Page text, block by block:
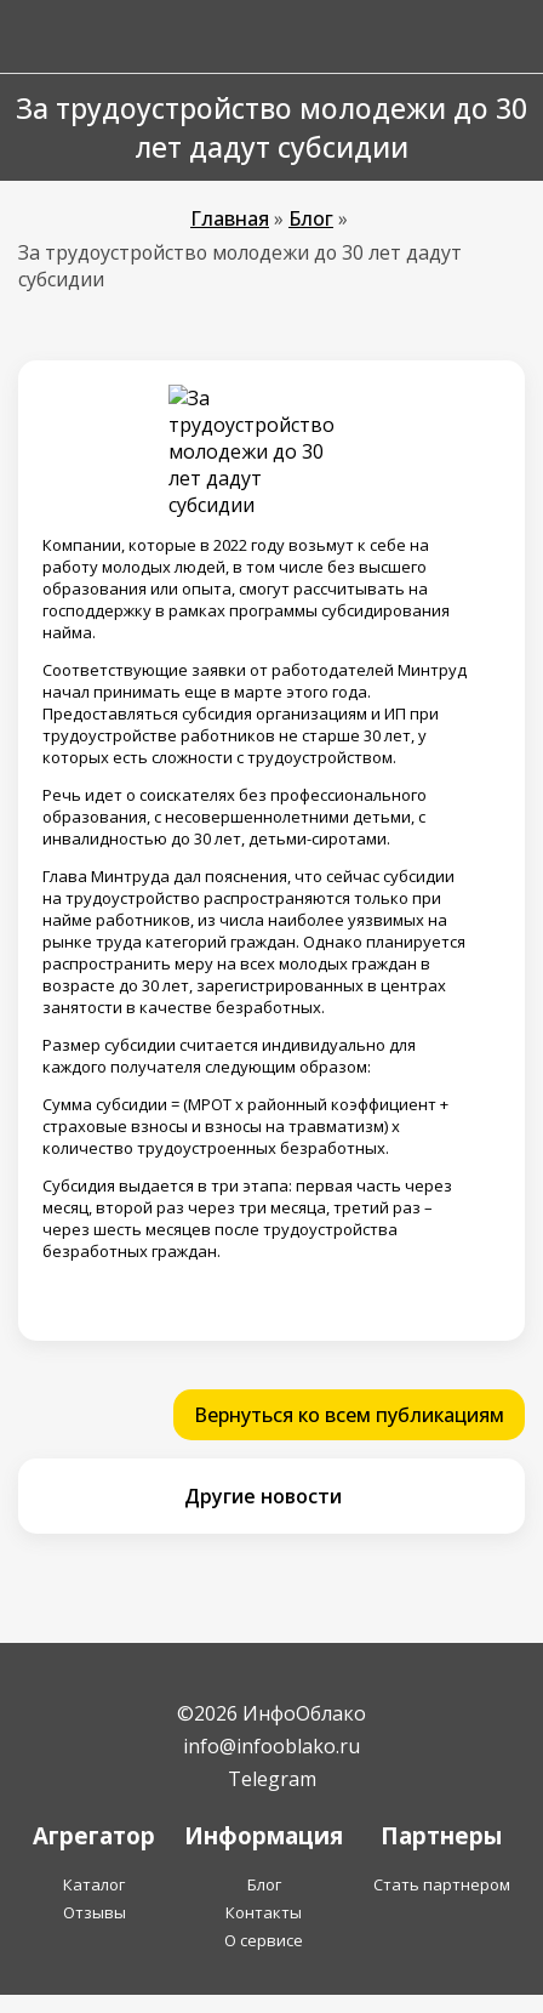
За трудоустройство молодежи до 30
лет дадут субсидии
Главная » Блог»
За трудоустройство молодежи до 30 лет дадут
субсидии
Другие новости
Компании, которые в 2022 году возьмут к себе на
работу молодых людей, в том числе без высшего
образования или опыта, смогут рассчитывать на
господдержку в рамках программы субсидирования
найма.
Соответствующие заявки от работодателей Минтруд
начал принимать еще в марте этого года.
Предоставляться субсидия организациям и ИП при
трудоустройстве работников не старше 30 лет, у
которых есть сложности с трудоустройством.
Речь идет о соискателях без профессионального
образования, с несовершеннолетними детьми, с
инвалидностью до 30 лет, детьми-сиротами.
Глава Минтруда дал пояснения, что сейчас субсидии
на трудоустройство распространяются только при
найме работников, из числа наиболее уязвимых на
рынке труда категорий граждан. Однако планируется
распространить меру на всех молодых граждан в
возрасте до 30 лет, зарегистрированных в центрах
занятости в качестве безработных.
Размер субсидии считается индивидуально для
каждого получателя следующим образом:
Сумма субсидии = (МРОТ х районный коэффициент +
страховые взносы и взносы на травматизм) х
количество трудоустроенных безработных.
Субсидия выдается в три этапа: первая часть через
месяц, второй раз через три месяца, третий раз –
через шесть месяцев после трудоустройства
безработных граждан.
Вернуться ко всем публикациям
Агрегатор
Каталог
Отзывы
Информация
Блог
Контакты
О сервисе
Партнеры
Стать партнером
©2026 ИнфоОблако
info@infooblako.ru
Telegram